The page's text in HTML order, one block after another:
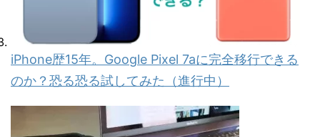
iPhone歴15年。Google Pixel 7aに完全移行できる
のか？恐る恐る試してみた（進行中）